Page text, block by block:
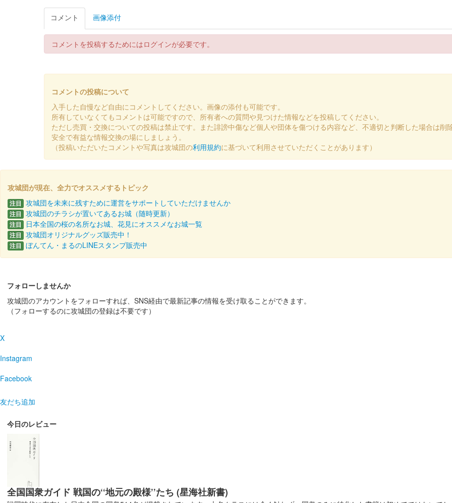
上山城 御城印 春限定版
販売終了
上山城 御城印
販売終了
上山城 御城印 令和7年 お正月限定版（巳）
販売終了
上山城 御城印 令和7年 新春限定版（黄色）
販売終了
上山城 御城印
上山城 御城印 令和7年 新春限定版（赤）
上山城 御城印 12月限定版（椿）
コメント 画像添付
コメントを投稿するためにはログインが必要です。
コメントの投稿について
入手した自慢など自由にコメントしてください。画像の添付も可能です。
所有していなくてもコメントは可能ですので、所有者への質問や見つけた情報などを投稿してください。
ただし売買・交換についての投稿は禁止です。また誹謗中傷など個人や団体を傷つける内容など、不適切と判断した場合は削
安全で有益な情報交換の場にしましょう。
（投稿いただいたコメントや写真は攻城団の利用規約に基づいて利用させていただくことがあります）
攻城団が現在、全力でオススメするトピック
注目 攻城団を未来に残すために運営をサポートしていただけませんか
注目 攻城団のチラシが置いてあるお城（随時更新）
注目 日本全国の桜の名所なお城、花見にオススメなお城一覧
注目 攻城団オリジナルグッズ販売中！
注目 ぼんてん・まるのLINEスタンプ販売中
フォローしませんか
攻城団のアカウントをフォローすれば、SNS経由で最新記事の情報を受け取ることができます。
（フォローするのに攻城団の登録は不要です）
X
Instagram
Facebook
友だち追加
今日のレビュー
全国国衆ガイド 戦国の‘‘地元の殿様’’たち (星海社新書)